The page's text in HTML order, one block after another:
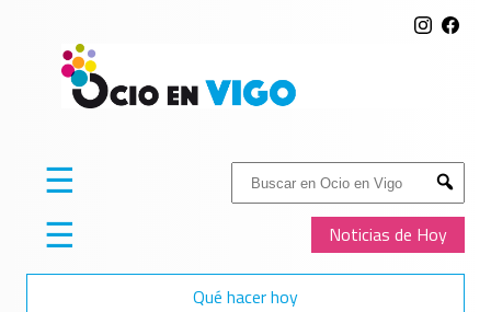
Buscar:
Submit
Noticias de Hoy
☰
☰
Qué hacer hoy